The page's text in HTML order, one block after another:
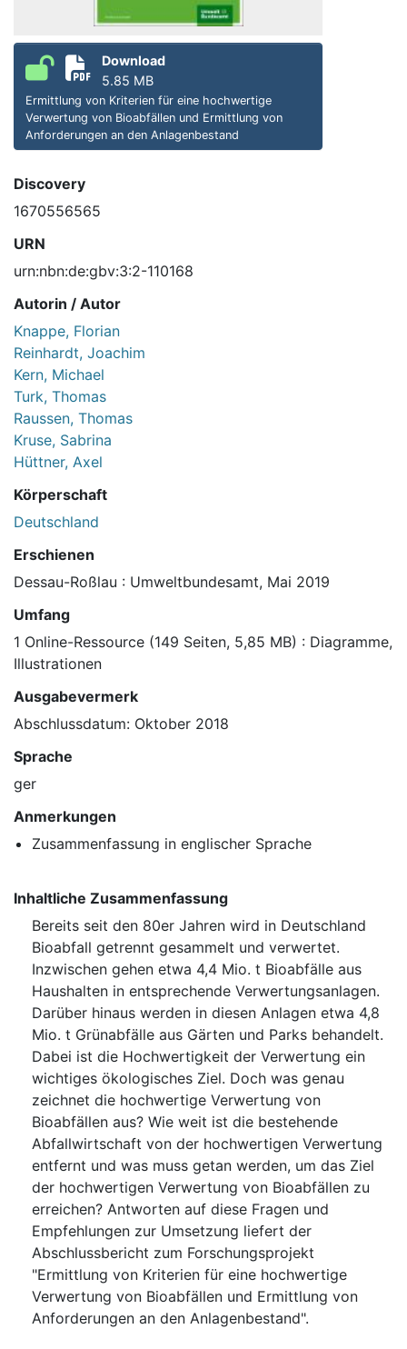
Download
5.85 MB
Ermittlung von Kriterien für eine hochwertige
Verwertung von Bioabfällen und Ermittlung von
Anforderungen an den Anlagenbestand
Discovery
1670556565
URN
urn:nbn:de:gbv:3:2-110168
Autorin / Autor
Knappe, Florian
Reinhardt, Joachim
Kern, Michael
Turk, Thomas
Raussen, Thomas
Kruse, Sabrina
Hüttner, Axel
Körperschaft
Deutschland
Erschienen
Dessau-Roßlau : Umweltbundesamt, Mai 2019
Umfang
1 Online-Ressource (149 Seiten, 5,85 MB) : Diagramme,
Illustrationen
Ausgabevermerk
Abschlussdatum: Oktober 2018
Sprache
ger
Anmerkungen
Zusammenfassung in englischer Sprache
Inhaltliche Zusammenfassung
Bereits seit den 80er Jahren wird in Deutschland
Bioabfall getrennt gesammelt und verwertet.
Inzwischen gehen etwa 4,4 Mio. t Bioabfälle aus
Haushalten in entsprechende Verwertungsanlagen.
Darüber hinaus werden in diesen Anlagen etwa 4,8
Mio. t Grünabfälle aus Gärten und Parks behandelt.
Dabei ist die Hochwertigkeit der Verwertung ein
wichtiges ökologisches Ziel. Doch was genau
zeichnet die hochwertige Verwertung von
Bioabfällen aus? Wie weit ist die bestehende
Abfallwirtschaft von der hochwertigen Verwertung
entfernt und was muss getan werden, um das Ziel
der hochwertigen Verwertung von Bioabfällen zu
erreichen? Antworten auf diese Fragen und
Empfehlungen zur Umsetzung liefert der
Abschlussbericht zum Forschungsprojekt
"Ermittlung von Kriterien für eine hochwertige
Verwertung von Bioabfällen und Ermittlung von
Anforderungen an den Anlagenbestand".